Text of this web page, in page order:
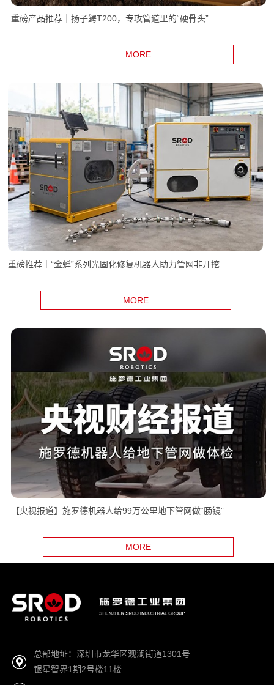
重磅产品推荐｜扬子鳄T200，专攻管道里的“硬骨头”
MORE
重磅推荐｜“金蝉”系列光固化修复机器人助力管网非开挖
MORE
【央视报道】施罗德机器人给99万公里地下管网做“肠镜”
MORE
总部地址：深圳市龙华区观澜街道1301号
银星智界1期2号楼11楼